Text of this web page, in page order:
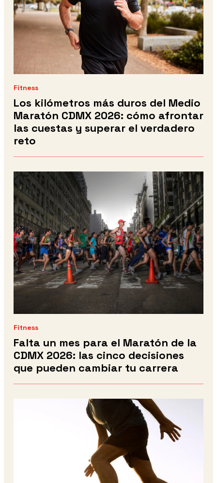
Fitness
Los kilómetros más duros del Medio
Maratón CDMX 2026: cómo afrontar
las cuestas y superar el verdadero
reto
Fitness
Falta un mes para el Maratón de la
CDMX 2026: las cinco decisiones
que pueden cambiar tu carrera